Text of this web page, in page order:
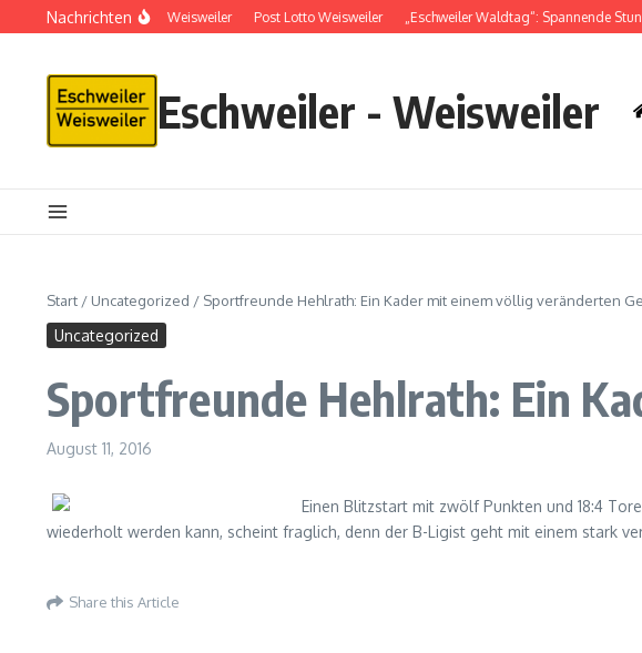
Nachrichten
Schlüsseldienst in Weisweiler Post Lotto Weisweiler „Eschweiler Waldtag“: Spannende
Eschweiler - Weisweiler
Start / Uncategorized / Sportfreunde Hehlrath: Ein Kader mit einem völlig veränderten
Uncategorized
Sportfreunde Hehlrath: Ein
August 11, 2016
Einen Blitzstart mit zwölf Punkten und 18:4
wiederholt werden kann, scheint fraglich, denn der B-Ligist geht mit einem stark
Share this Article